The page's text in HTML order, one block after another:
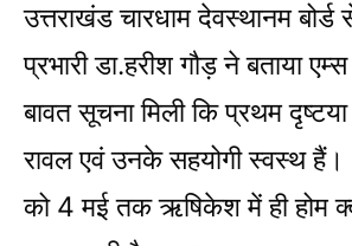
उत्तराखंड चारधाम देवस्थानम बोर्ड
प्रभारी डा.हरीश गौड़ ने बताया
बावत सूचना मिली कि प्रथम
रावल एवं उनके सहयोगी स्वस्थ हैं।
को 4 मई तक ऋषिकेश में ही होम